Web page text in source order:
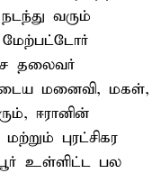
வரும்
மேற்பட்டோர்
தலைவர்
மனைவி, மகள்,
ஈரானின்
புரட்சிகர
உள்ளிட்ட பல